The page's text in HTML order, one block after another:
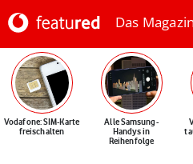
Das
Vodafone: SIM-Karte
freischalten
Alle Samsung-
Handys in
Reihenfolge